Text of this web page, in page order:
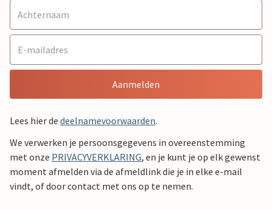
Aanmelden
Lees hier de deelnamevoorwaarden.
We verwerken je persoonsgegevens in overeenstemming
met onze PRIVACYVERKLARING, en je kunt je op elk gewenst
moment afmelden via de afmeldlink die je in elke e-mail
vindt, of door contact met ons op te nemen.